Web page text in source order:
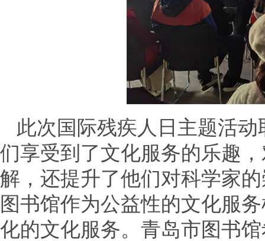
此次国际残疾人日主题活
们享受到了文化服务的乐趣
解，还提升了他们对科学家
图书馆作为公益性的文化服
化的文化服务。青岛市图书